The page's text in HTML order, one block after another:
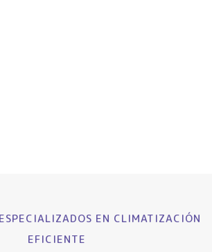
EN CLIMATIZACIÓN
EFICIENTE